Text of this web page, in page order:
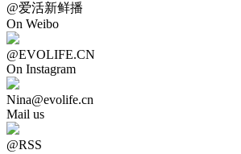
@爱活新鲜播
On Weibo
@EVOLIFE.CN
On Instagram
Nina@evolife.cn
Mail us
@RSS